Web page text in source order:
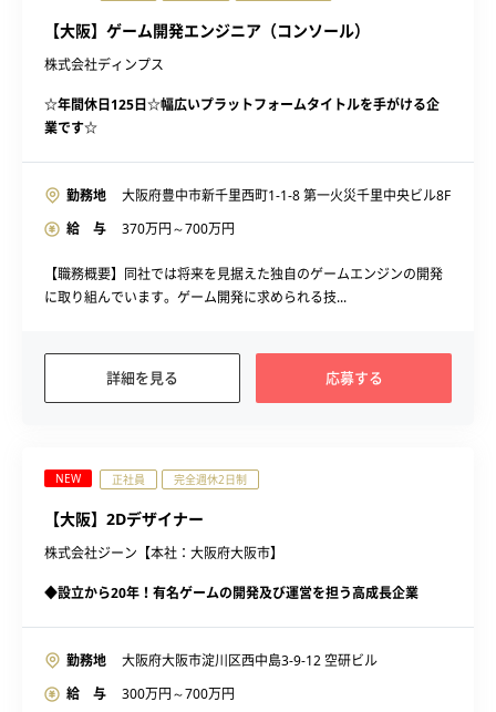
【大阪】ゲーム開発エンジニア（コンソール）
株式会社ディンプス
☆年間休日125日☆幅広いプラットフォームタイトルを手がける企
業です☆
勤務地
大阪府豊中市新千里西町1-1-8 第一火災千里中央ビル8F
給 与
370万円～700万円
【職務概要】同社では将来を見据えた独自のゲームエンジンの開発
に取り組んでいます。ゲーム開発に求められる技...
詳細を見る 応募する
NEW 正社員 完全週休2日制
【大阪】2Dデザイナー
株式会社ジーン【本社：大阪府大阪市】
◆設立から20年！有名ゲームの開発及び運営を担う高成長企業
勤務地
大阪府大阪市淀川区西中島3-9-12 空研ビル
給 与
300万円～700万円